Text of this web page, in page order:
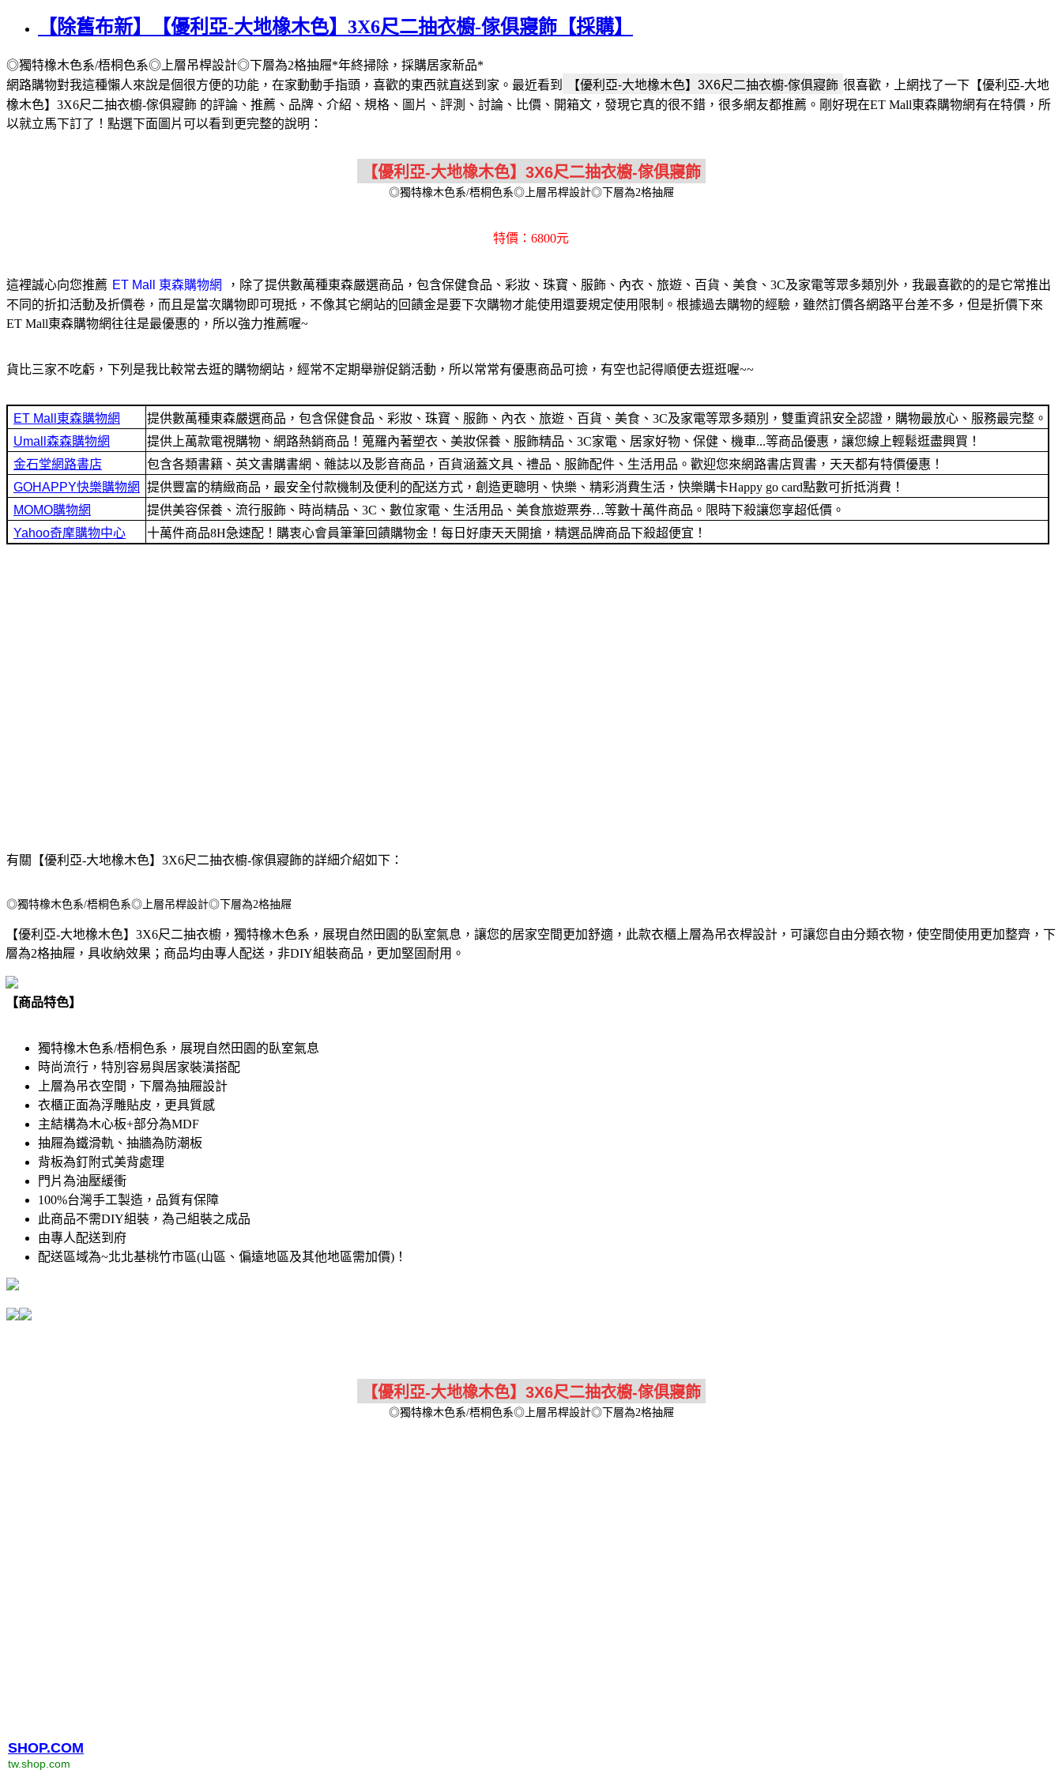
【除舊布新】【優利亞-大地橡木色】3X6尺二抽衣櫥-傢俱寢飾【採購】
◎獨特橡木色系/梧桐色系◎上層吊桿設計◎下層為2格抽屜*年終掃除，採購居家新品*
網路購物對我這種懶人來說是個很方便的功能，在家動動手指頭，喜歡的東西就直送到家。最近看到
很喜歡，上網找了一下【優利亞-大地
橡木色】3X6尺二抽衣櫥-傢俱寢飾 的評論、推薦、品牌、介紹、規格、圖片、評測、討論、比價、開箱文，發現它真的很不錯，很多網友都推薦。剛好現在ET Mall東森購物網有在特價，所
以就立馬下訂了！點選下面圖片可以看到更完整的說明：
◎獨特橡木色系/梧桐色系◎上層吊桿設計◎下層為2格抽屜
特價：6800元
這裡誠心向您推薦
，除了提供數萬種東森嚴選商品，包含保健食品、彩妝、珠寶、服飾、內衣、旅遊、百貨、美食、3C及家電等眾多類別外，我最喜歡的的是它常推出
不同的折扣活動及折價卷，而且是當次購物即可現抵，不像其它網站的回饋金是要下次購物才能使用還要規定使用限制。根據過去購物的經驗，雖然訂價各網路平台差不多，但是折價下來
ET Mall東森購物網往往是最優惠的，所以強力推薦喔~
貨比三家不吃虧，下列是我比較常去逛的購物網站，經常不定期舉辦促銷活動，所以常常有優惠商品可撿，有空也記得順便去逛逛喔~~
提供數萬種東森嚴選商品，包含保健食品、彩妝、珠寶、服飾、內衣、旅遊、百貨、美食、3C及家電等眾多類別，雙重資訊安全認證，購物最放心、服務最完整。
提供上萬款電視購物、網路熱銷商品！蒐羅內著塑衣、美妝保養、服飾精品、3C家電、居家好物、保健、機車...等商品優惠，讓您線上輕鬆逛盡興買！
包含各類書籍、英文書購書網、雜誌以及影音商品，百貨涵蓋文具、禮品、服飾配件、生活用品。歡迎您來網路書店買書，天天都有特價優惠！
提供豐富的精緻商品，最安全付款機制及便利的配送方式，創造更聰明、快樂、精彩消費生活，快樂購卡Happy go card點數可折抵消費！
提供美容保養、流行服飾、時尚精品、3C、數位家電、生活用品、美食旅遊票券…等數十萬件商品。限時下殺讓您享超低價。
十萬件商品8H急速配！購衷心會員筆筆回饋購物金！每日好康天天開搶，精選品牌商品下殺超便宜！
有關【優利亞-大地橡木色】3X6尺二抽衣櫥-傢俱寢飾的詳細介紹如下：
◎獨特橡木色系/梧桐色系◎上層吊桿設計◎下層為2格抽屜
【優利亞-大地橡木色】3X6尺二抽衣櫥，獨特橡木色系，展現自然田園的臥室氣息，讓您的居家空間更加舒適，此款衣櫃上層為吊衣桿設計，可讓您自由分類衣物，使空間使用更加整齊，下
層為2格抽屜，具收納效果；商品均由專人配送，非DIY組裝商品，更加堅固耐用。
【商品特色】
獨特橡木色系/梧桐色系，展現自然田園的臥室氣息
時尚流行，特別容易與居家裝潢搭配
上層為吊衣空間，下層為抽屜設計
衣櫃正面為浮雕貼皮，更具質感
主結構為木心板+部分為MDF
抽屜為鐵滑軌、抽牆為防潮板
背板為釘附式美背處理
門片為油壓緩衝
100%台灣手工製造，品質有保障
此商品不需DIY組裝，為己組裝之成品
由專人配送到府
配送區域為~北北基桃竹市區(山區、偏遠地區及其他地區需加價)！
◎獨特橡木色系/梧桐色系◎上層吊桿設計◎下層為2格抽屜
SHOP.COM
tw.shop.com